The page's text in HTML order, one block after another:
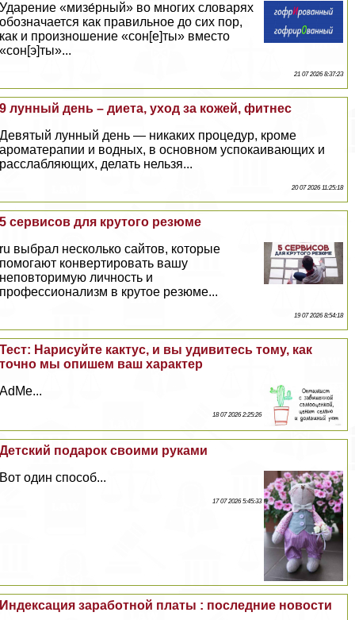
Ударение «мизе́рный» во многих словарях
обозначается как правильное до сих пор,
как и произношение «сон[е]ты» вместо
«сон[э]ты»...
21 07 2026 8:37:23
9 лунный день – диета, уход за кожей, фитнес
Девятый лунный день — никаких процедур, кроме
ароматерапии и водных, в основном успокаивающих и
расслабляющих, делать нельзя...
20 07 2026 11:25:18
5 сервисов для крутого резюме
ru выбрал несколько сайтов, которые
помогают конвертировать вашу
неповторимую личность и
профессионализм в крутое резюме...
19 07 2026 8:54:18
Тест: Нарисуйте кактус, и вы удивитесь тому, как
точно мы опишем ваш хаpaктер
AdMe...
18 07 2026 2:25:26
Детский подарок своими руками
Вот один способ...
17 07 2026 5:45:33
Индексация заработной платы : последние новости